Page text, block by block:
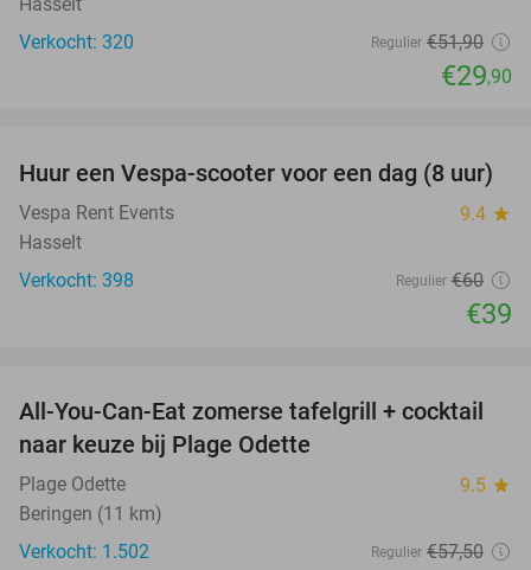
Verkocht: 320
Regulier €51,90
€29,90
35%
Huur een Vespa-scooter voor een dag (8 uur)
Vespa Rent Events 9.4 star
Hasselt
Verkocht: 398
Regulier €60
€39
42%
All-You-Can-Eat zomerse tafelgrill + cocktail
naar keuze bij Plage Odette
Plage Odette 9.5 star
Beringen (11 km)
Verkocht: 1.502
Regulier €57,50